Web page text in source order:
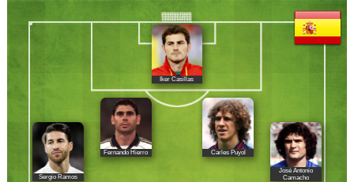
Iker Casillas
Sergio Ramos
Fernando Hierro Carles Puyol
José Antonio
Camacho